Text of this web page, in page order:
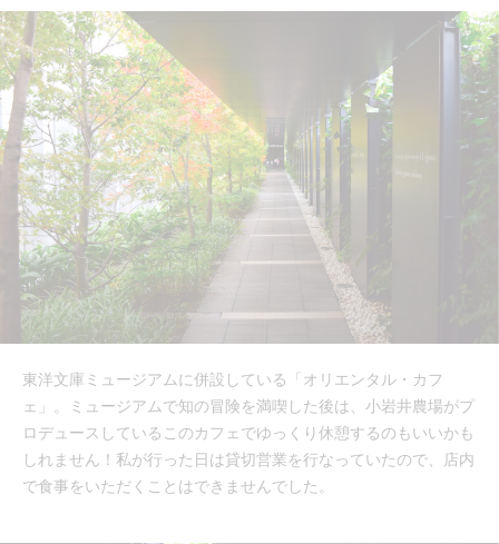
東洋文庫ミュージアムに併設している「オリエンタル・カフ
ェ」。ミュージアムで知の冒険を満喫した後は、小岩井農場がプ
ロデュースしているこのカフェでゆっくり休憩するのもいいかも
しれません！私が行った日は貸切営業を行なっていたので、店内
で食事をいただくことはできませんでした。